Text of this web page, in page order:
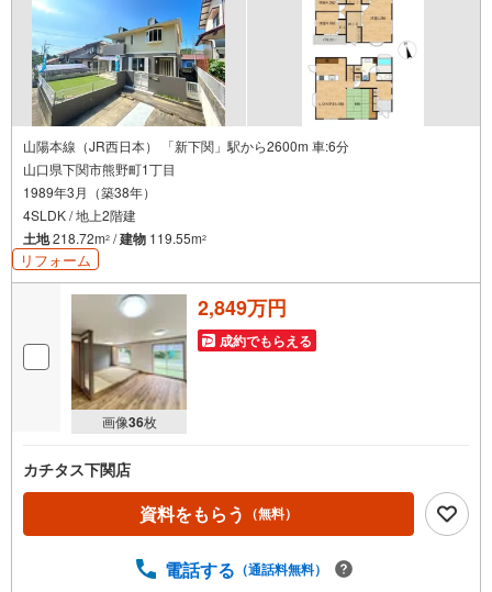
山陽本線（JR西日本） 「新下関」駅から2600m 車:6分
山口県下関市熊野町1丁目
1989年3月（築38年）
4SLDK / 地上2階建
土地218.72m2 /建物 119.55m2
リフォーム
画像36枚
2,849万円
成約でもらえる
カチタス下関店
資料をもらう （無料）
電話する （通話料無料）